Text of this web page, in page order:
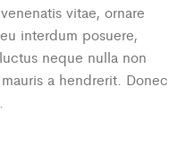
vitae, ornare
interdum posuere,
neque nulla non
a hendrerit. Donec